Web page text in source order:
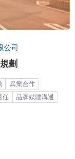
公司
劃
異業合作
任
品牌媒體溝通